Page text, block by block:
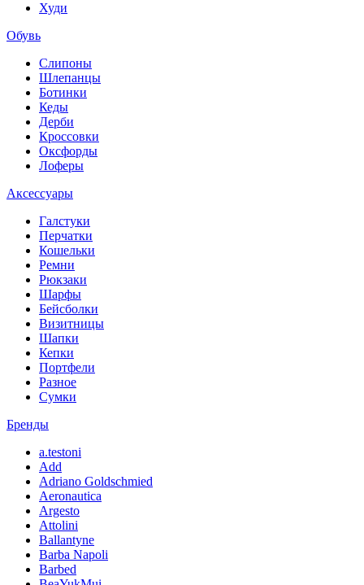
Худи
Обувь
Слипоны
Шлепанцы
Ботинки
Кеды
Дерби
Кроссовки
Оксфорды
Лоферы
Аксессуары
Галстуки
Перчатки
Кошельки
Ремни
Рюкзаки
Шарфы
Бейсболки
Визитницы
Шапки
Кепки
Портфели
Разное
Сумки
Бренды
a.testoni
Add
Adriano Goldschmied
Aeronautica
Argesto
Attolini
Ballantyne
Barba Napoli
Barbed